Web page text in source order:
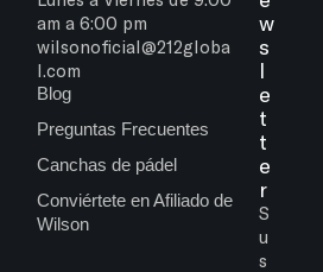
am a 6:00 pm
wilsonoficial@212globa
l.com
Blog
Preguntas Frecuentes
Canchas de pádel
Conviértete en Afiliado de
Wilson
w
s
l
e
t
t
e
r
S
u
s